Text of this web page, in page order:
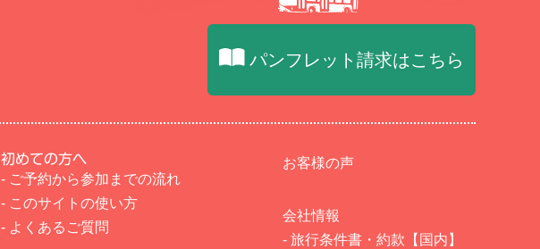
パンフレット請求はこちら
初めての方へ
- ご予約から参加までの流れ
- このサイトの使い方
- よくあるご質問
お客様の声
会社情報
- 旅行条件書・約款【国内】